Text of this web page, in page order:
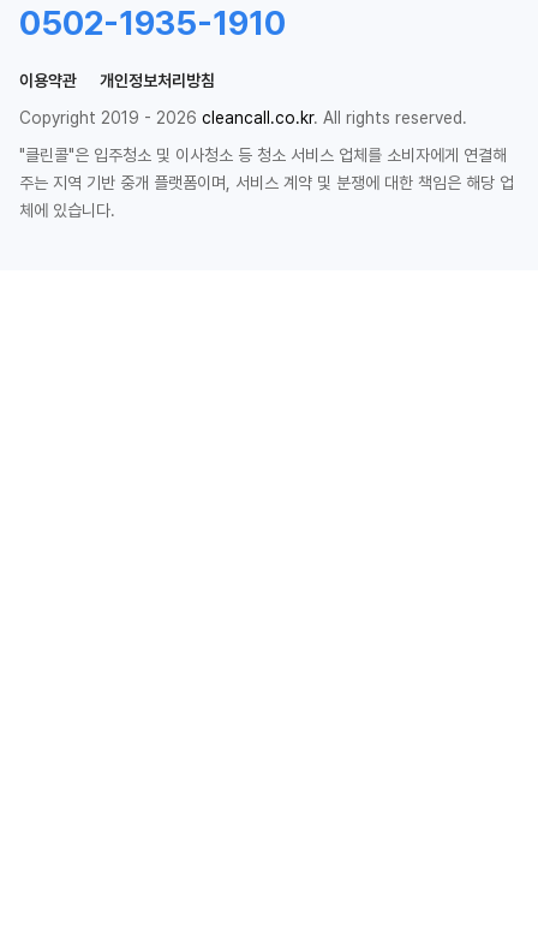
0502-1935-1910
이용약관
개인정보처리방침
Copyright 2019 - 2026 cleancall.co.kr. All rights reserved.
"클린콜"은 입주청소 및 이사청소 등 청소 서비스 업체를 소비자에게 연결해
주는 지역 기반 중개 플랫폼이며, 서비스 계약 및 분쟁에 대한 책임은 해당 업
체에 있습니다.